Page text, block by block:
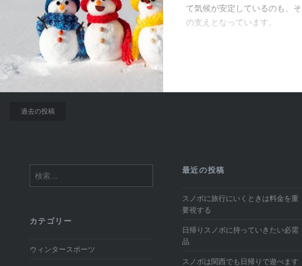
て気候が安定しているのも、そ
の支えとなっています。
投過去の投稿
検
索:
最近の投稿
スノボに旅行にいくときは料金を重
要視する
日帰りスノボに持っていきたい必需
品
スノボは関西でも日帰りで遊べます
カテゴリー
ウィンタースポーツ